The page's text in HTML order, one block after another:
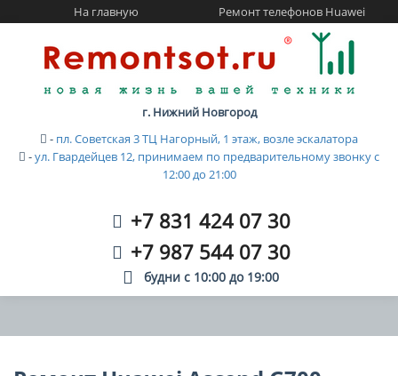
На главную Ремонт телефонов Huawei
г. Нижний Новгород
- пл. Советская 3 ТЦ Нагорный, 1 этаж, возле эскалатора
-ул. Гвардейцев 12, принимаем по предварительному звонку с
12:00 до 21:00
+7 831 424 07 30
+7 987 544 07 30
будни с 10:00 до 19:00